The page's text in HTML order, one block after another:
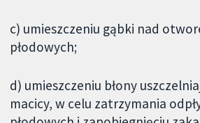
c) umieszczeniu gąbki nad
płodowych;
d) umieszczeniu błony
macicy, w celu zatrzymania